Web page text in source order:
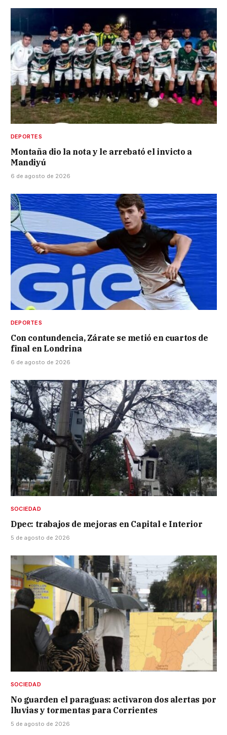
DEPORTES
Montaña dio la nota y le arrebató el invicto a
Mandiyú
6 de agosto de 2026
DEPORTES
Con contundencia, Zárate se metió en cuartos de
final en Londrina
6 de agosto de 2026
SOCIEDAD
Dpec: trabajos de mejoras en Capital e Interior
5 de agosto de 2026
SOCIEDAD
No guarden el paraguas: activaron dos alertas por
lluvias y tormentas para Corrientes
5 de agosto de 2026